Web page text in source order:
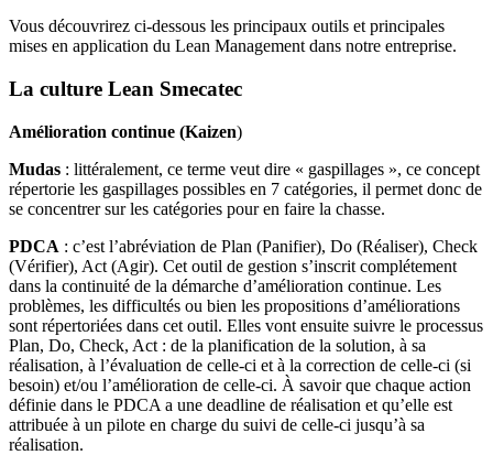
Vous découvrirez ci-dessous les principaux outils et principales
mises en application du Lean Management dans notre entreprise.
La culture Lean Smecatec
Amélioration continue (Kaizen)
Mudas : littéralement, ce terme veut dire « gaspillages », ce concept
répertorie les gaspillages possibles en 7 catégories, il permet donc de
se concentrer sur les catégories pour en faire la chasse.
PDCA : c’est l’abréviation de Plan (Panifier), Do (Réaliser), Check
(Vérifier), Act (Agir). Cet outil de gestion s’inscrit complétement
dans la continuité de la démarche d’amélioration continue. Les
problèmes, les difficultés ou bien les propositions d’améliorations
sont répertoriées dans cet outil. Elles vont ensuite suivre le processus
Plan, Do, Check, Act : de la planification de la solution, à sa
réalisation, à l’évaluation de celle-ci et à la correction de celle-ci (si
besoin) et/ou l’amélioration de celle-ci. À savoir que chaque action
définie dans le PDCA a une deadline de réalisation et qu’elle est
attribuée à un pilote en charge du suivi de celle-ci jusqu’à sa
réalisation.